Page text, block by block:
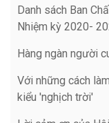
Danh sách Ban
Nhiệm kỳ 2020-
Hàng ngàn người
Với những cách
kiểu 'nghịch trời'